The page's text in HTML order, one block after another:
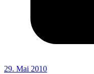
29. Mai 2010